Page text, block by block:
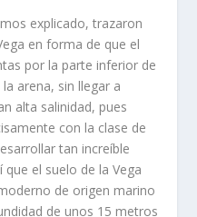
explicado, trazaron
en forma de que el
por la parte inferior de
arena, sin llegar a
alta salinidad, pues
con la clase de
tan increíble
el suelo de la Vega
de origen marino
de unos 15 metros